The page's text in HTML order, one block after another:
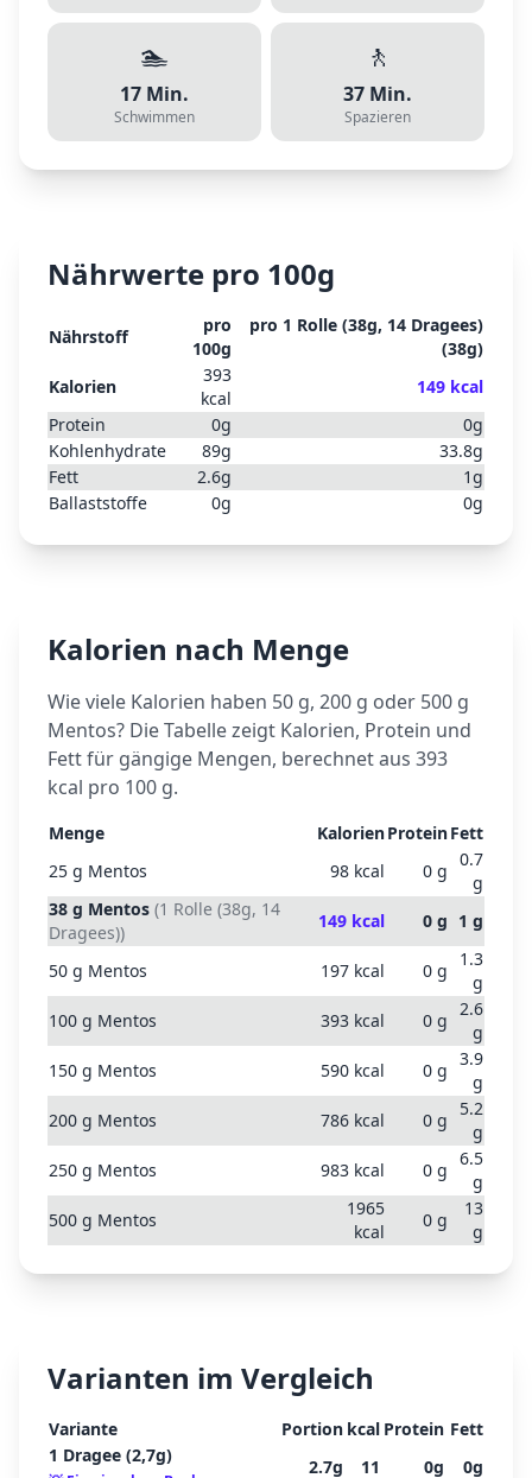
🏊
17 Min.
Schwimmen
🚶
37 Min.
Spazieren
Nährwerte pro 100g
Nährstoff
pro
100g
pro 1 Rolle (38g, 14 Dragees)
(38g)
Kalorien
393
kcal
149 kcal
Protein
0g 0g
Kohlenhydrate
89g 33.8g
Fett
2.6g 1g
Ballaststoffe
0g 0g
Kalorien nach Menge
Wie viele Kalorien haben 50 g, 200 g oder 500 g
Mentos? Die Tabelle zeigt Kalorien, Protein und
Fett für gängige Mengen, berechnet aus 393
kcal pro 100 g.
Menge KalorienProteinFett
25 g Mentos 98 kcal 0 g
0.7
g
38 g Mentos (1 Rolle (38g, 14
Dragees))
149 kcal 0 g 1 g
50 g Mentos 197 kcal 0 g
1.3
g
100 g Mentos 393 kcal 0 g
2.6
g
150 g Mentos 590 kcal 0 g
3.9
g
200 g Mentos 786 kcal 0 g
5.2
g
250 g Mentos 983 kcal 0 g
6.5
g
500 g Mentos
1965
kcal
0 g
13
g
Varianten im Vergleich
Variante Portion kcal Protein Fett
1 Dragee (2,7g)
2.7g 11 0g 0g